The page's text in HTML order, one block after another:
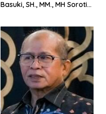
Basuki, SH., MM., MH Soroti